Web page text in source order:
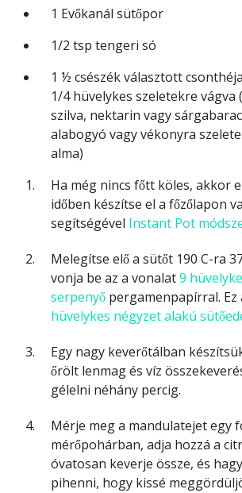
1 Evőkanál sütőpor
1/2 tsp tengeri só
1 ½ csészék választott
1/4 hüvelykes szeletekre vágva
szilva, nektarin vagy
alabogyó vagy vékonyra
alma)
Ha még nincs főtt köles, akkor
időben készítse el a főzőlapon
segítségével Instant Pot
Melegítse elő a sütőt 190 C-ra
vonja be az a vonalat9
serpenyő pergamenpapírral.
hüvelykes négyzet alakú
Egy nagy keverőtálban
őrölt lenmag és víz
gélelni néhány percig.
Mérje meg a mandulatejet egy
mérőpohárban, adja hozzá a
óvatosan keverje össze, és
pihenni, hogy kissé